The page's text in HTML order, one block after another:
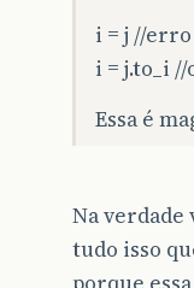
i = j //erro
i = j.to_i //
Essa é
Na verdade
tudo isso